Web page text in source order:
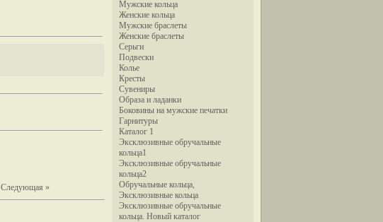
Мужские кольца
Женские кольца
Мужские браслеты
Женские браслеты
Серьги
Подвески
Колье
Кресты
Сувениры
Образа и ладанки
Боковины на мужские печатки
Гарнитуры
Каталог 1
Эксклюзивные обручальные
кольца1
Эксклюзивные обручальные
кольца2
Обручальные кольца,
Эксклюзивные кольца
Эксклюзивные обручальные
кольца. Новый каталог
Следующая »